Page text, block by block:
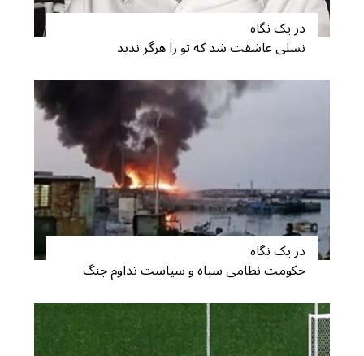
در یک نگاه
نسلی عاشقت شد که تو را هرگز ندید
در یک نگاه
حکومت نظامی سپاه و سیاست تداوم جنگ
r
c
h